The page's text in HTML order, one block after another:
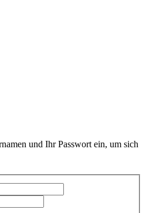
und Ihr Passwort ein, um sich